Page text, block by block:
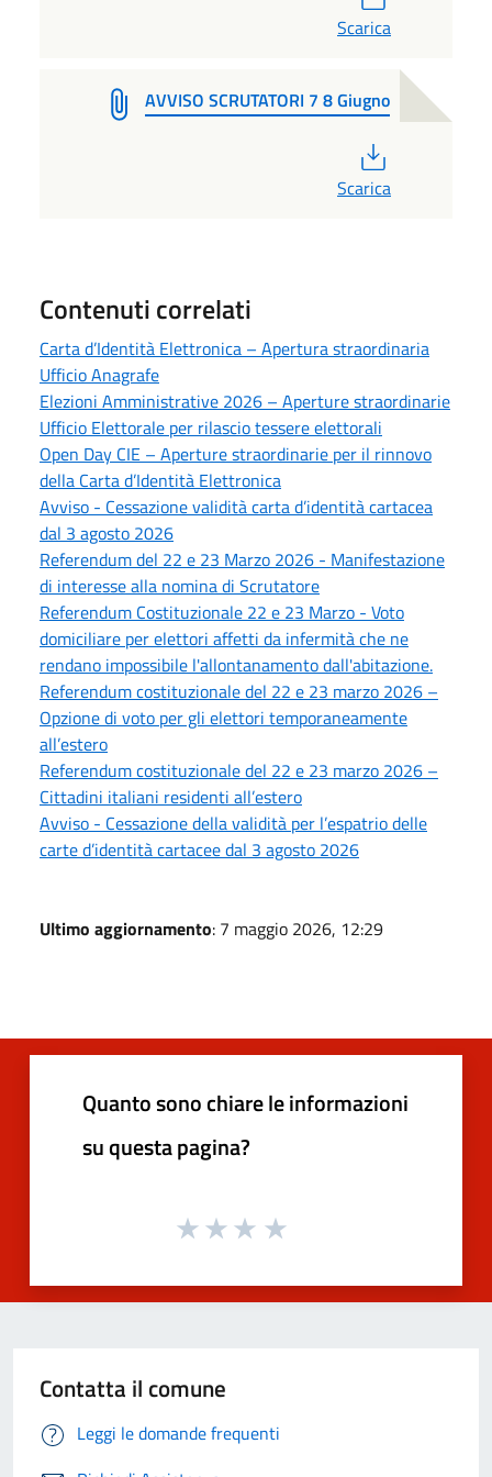
Scarica
AVVISO SCRUTATORI 7 8 Giugno
Scarica
Contenuti correlati
Carta d’Identità Elettronica – Apertura straordinaria
Ufficio Anagrafe
Elezioni Amministrative 2026 – Aperture straordinarie
Ufficio Elettorale per rilascio tessere elettorali
Open Day CIE – Aperture straordinarie per il rinnovo
della Carta d’Identità Elettronica
Avviso - Cessazione validità carta d’identità cartacea
dal 3 agosto 2026
Referendum del 22 e 23 Marzo 2026 - Manifestazione
di interesse alla nomina di Scrutatore
Referendum Costituzionale 22 e 23 Marzo - Voto
domiciliare per elettori affetti da infermità che ne
rendano impossibile l'allontanamento dall'abitazione.
Referendum costituzionale del 22 e 23 marzo 2026 –
Opzione di voto per gli elettori temporaneamente
all’estero
Referendum costituzionale del 22 e 23 marzo 2026 –
Cittadini italiani residenti all’estero
Avviso - Cessazione della validità per l’espatrio delle
carte d’identità cartacee dal 3 agosto 2026
Ultimo aggiornamento: 7 maggio 2026, 12:29
Quanto sono chiare le informazioni
su questa pagina?
Contatta il comune
Leggi le domande frequenti